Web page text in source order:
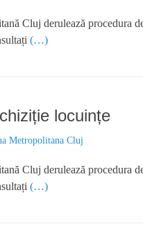
Cluj derulează procedura
(…)
locuințe
Metropolitana Cluj
Cluj derulează procedura
(…)